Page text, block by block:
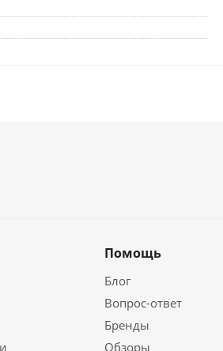
Помощь
Блог
Вопрос-ответ
Бренды
Обзоры